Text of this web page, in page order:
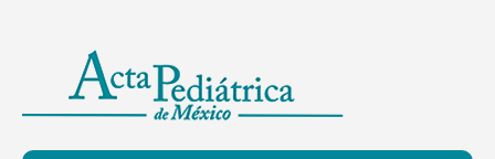
contenido